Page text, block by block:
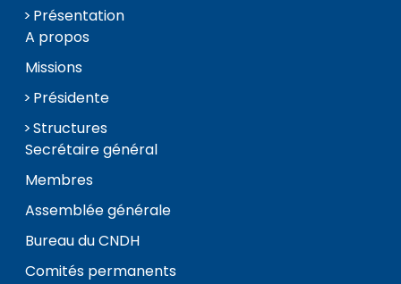
Présentation
A propos
Missions
Présidente
Structures
Secrétaire général
Membres
Assemblée générale
Bureau du CNDH
Comités permanents